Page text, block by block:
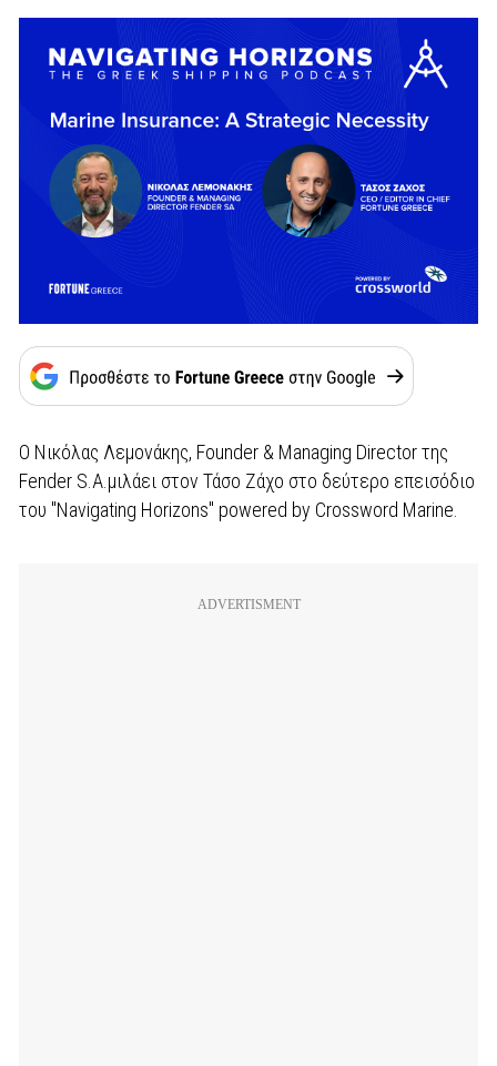
Ο Νικόλας Λεμονάκης, Founder & Managing Director της
Fender S.A.μιλάει στον Τάσο Ζάχο στο δεύτερο επεισόδιο
του "Navigating Horizons" powered by Crossword Marine.